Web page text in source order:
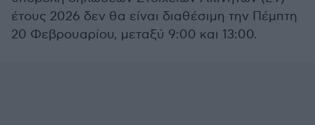
έτους 2026 δεν θα είναι διαθέσιμη την Πέμπτη
20 Φεβρουαρίου, μεταξύ 9:00 και 13:00.